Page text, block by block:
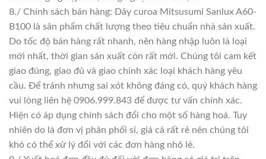
8./ Chính sách bán hàng: Dây curoa Mitsusumi Sanlux A60-
B100 là sản phẩm chất lượng theo tiêu chuẩn nhà sản xuất.
Do tốc độ bán hàng rất nhanh, nên hàng nhập luôn là loại
mới nhất, thời gian sản xuất còn rất mới. Chúng tôi cam kết
giao đúng, giao đủ và giao chính xác loại khách hàng yêu
cầu. Để tránh nhưng sai xót không đáng có, quý khách hàng
vui lòng liên hệ 0906.999.843 để được tư vấn chính xác.
Hiện có áp dụng chính sách đổi cho một số hàng hoá. Tuy
nhiên do là đơn vị phân phối sỉ, giá cả rất rẻ nên chúng tôi
khó có thể xử lý đổi với các đơn hàng nhỏ lẻ.